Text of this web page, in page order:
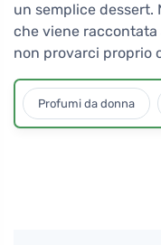
un semplice dessert.
che viene
non provarci proprio
Profumi da donna